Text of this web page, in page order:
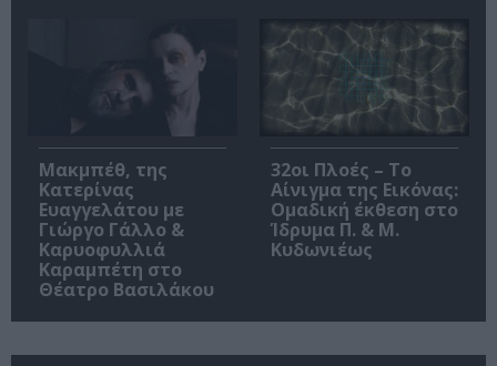
Μακμπέθ, της
Κατερίνας
Ευαγγελάτου με
Γιώργο Γάλλο &
Καρυοφυλλιά
Καραμπέτη στο
Θέατρο Βασιλάκου
32οι Πλοές – Το
Αίνιγμα της Εικόνας:
Ομαδική έκθεση στο
Ίδρυμα Π. & Μ.
Κυδωνιέως